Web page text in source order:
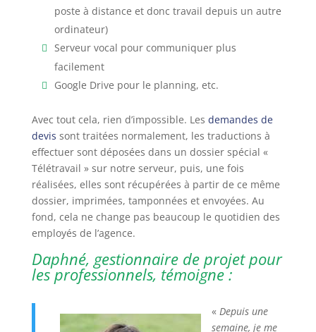
poste à distance et donc travail depuis un autre
ordinateur)
Serveur vocal pour communiquer plus
facilement
Google Drive pour le planning, etc.
Avec tout cela, rien d’impossible. Les demandes de
devis sont traitées normalement, les traductions à
effectuer sont déposées dans un dossier spécial «
Télétravail » sur notre serveur, puis, une fois
réalisées, elles sont récupérées à partir de ce même
dossier, imprimées, tamponnées et envoyées. Au
fond, cela ne change pas beaucoup le quotidien des
employés de l’agence.
Daphné, gestionnaire de projet pour
les professionnels, témoigne :
« Depuis une
semaine, je me